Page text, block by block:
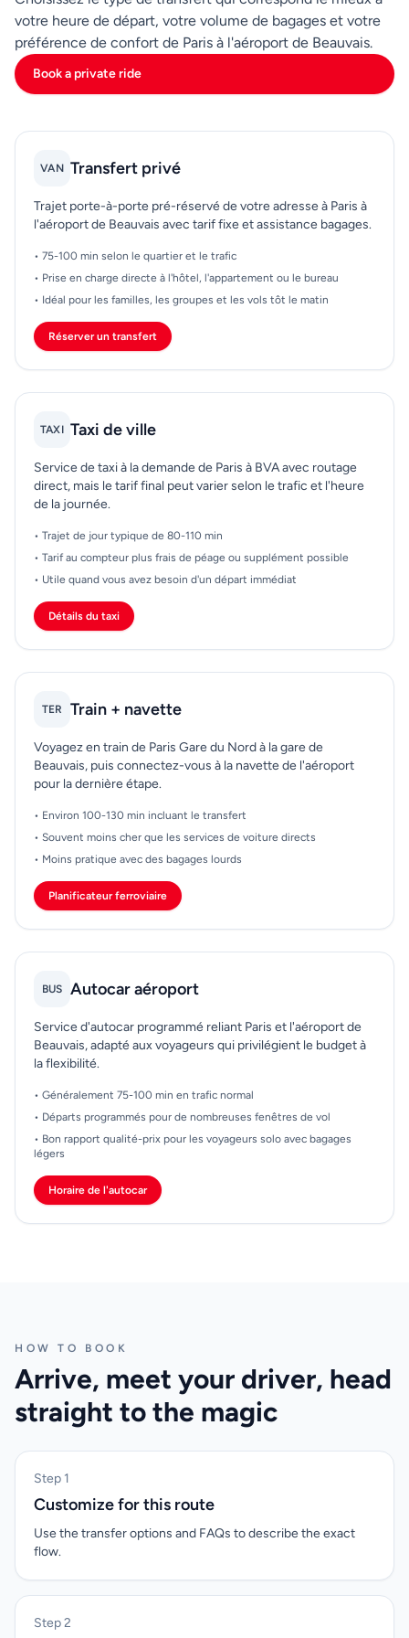
définissez votre prise en charge en fonction de la
recommandation de votre compagnie aérienne, puis
ajoutez une marge pour la variabilité des routes.
Enregistrez les détails du chauffeur ou les codes QR
adresse de départ et prévoyez des minutes
aux véhicules. Ces petites étapes de préparation
réduisent la pression de dernière minute évitable.
votre heure de départ, votre volume de bagages et votre
préférence de confort de Paris à l'aéroport de Beauvais.
Book a private ride
VAN Transfert privé
Trajet porte-à-porte pré-réservé de votre adresse à Paris à
l'aéroport de Beauvais avec tarif fixe et assistance bagages.
• 75-100 min selon le quartier et le trafic
• Prise en charge directe à l'hôtel, l'appartement ou le bureau
• Idéal pour les familles, les groupes et les vols tôt le matin
Réserver un transfert
TAXI Taxi de ville
Service de taxi à la demande de Paris à BVA avec routage
direct, mais le tarif final peut varier selon le trafic et l'heure
de la journée.
• Trajet de jour typique de 80-110 min
• Tarif au compteur plus frais de péage ou supplément possible
• Utile quand vous avez besoin d'un départ immédiat
Détails du taxi
TER Train + navette
Voyagez en train de Paris Gare du Nord à la gare de
Beauvais, puis connectez-vous à la navette de l'aéroport
pour la dernière étape.
• Environ 100-130 min incluant le transfert
• Souvent moins cher que les services de voiture directs
• Moins pratique avec des bagages lourds
Planificateur ferroviaire
BUS Autocar aéroport
Service d'autocar programmé reliant Paris et l'aéroport de
Beauvais, adapté aux voyageurs qui privilégient le budget à
la flexibilité.
• Généralement 75-100 min en trafic normal
• Départs programmés pour de nombreuses fenêtres de vol
• Bon rapport qualité-prix pour les voyageurs solo avec bagages
légers
Horaire de l'autocar
HOW TO BOOK
Arrive, meet your driver, head
straight to the magic
Step 1
Customize for this route
Use the transfer options and FAQs to describe the exact
flow.
Step 2